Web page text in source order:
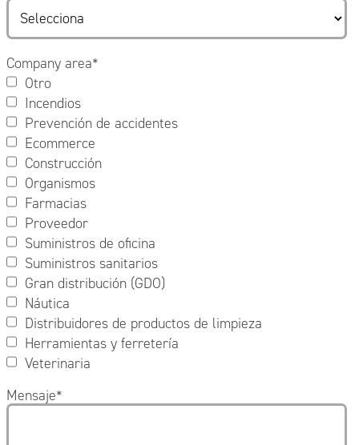
Company area*
Otro
Incendios
Prevención de accidentes
Ecommerce
Construcción
Organismos
Farmacias
Proveedor
Suministros de oficina
Suministros sanitarios
Gran distribución (GDO)
Náutica
Distribuidores de productos de limpieza
Herramientas y ferretería
Veterinaria
Mensaje*